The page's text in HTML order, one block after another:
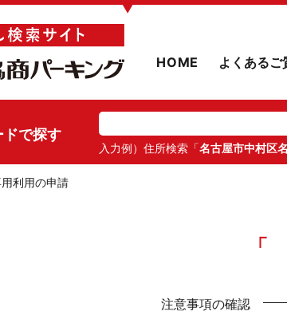
▼
HOME よくあるご
ドで探す
入力例）住所検索「名古屋市中村区
利用の申請
注意事項の確認